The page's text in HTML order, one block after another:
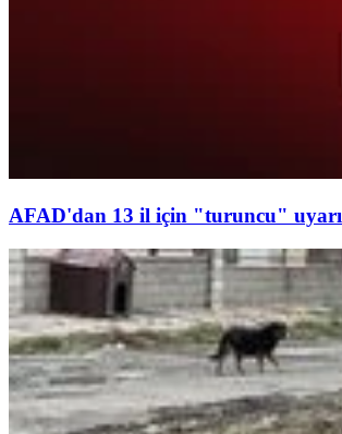
AFAD'dan 13 il için "turuncu" uyarı